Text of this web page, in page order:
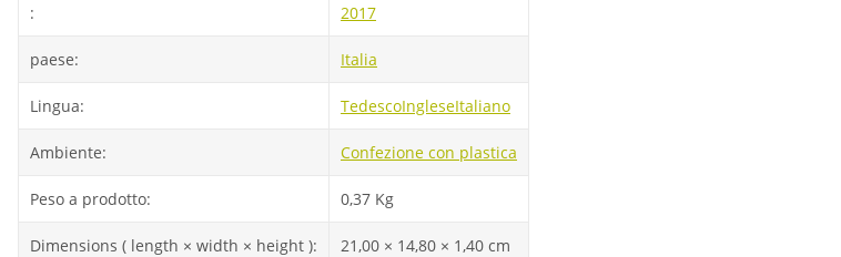
: 2017
paese: Italia
Lingua: TedescoIngleseItaliano
Ambiente: Confezione con plastica
Peso a prodotto: 0,37 Kg
Dimensions ( length × width × height ): 21,00 × 14,80 × 1,40 cm